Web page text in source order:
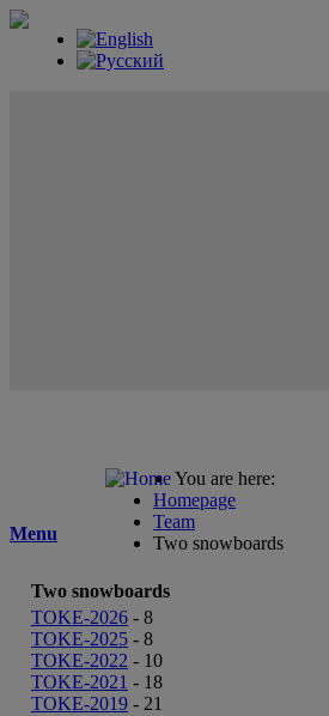
Menu
You are here:
Homepage
Team
Two snowboards
Two snowboards
TOKE-2026 - 8
TOKE-2025 - 8
TOKE-2022 - 10
TOKE-2021 - 18
TOKE-2019 - 21